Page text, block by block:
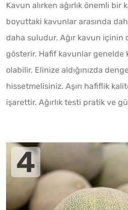
Kavun alırken ağırlık önemli bir
boyuttaki kavunlar arasında
daha suludur. Ağır kavun
gösterir. Hafif kavunlar genelde
olabilir. Elinize aldığınızda
hissetmelisiniz. Aşırı hafiflik
işarettir. Ağırlık testi pratik ve